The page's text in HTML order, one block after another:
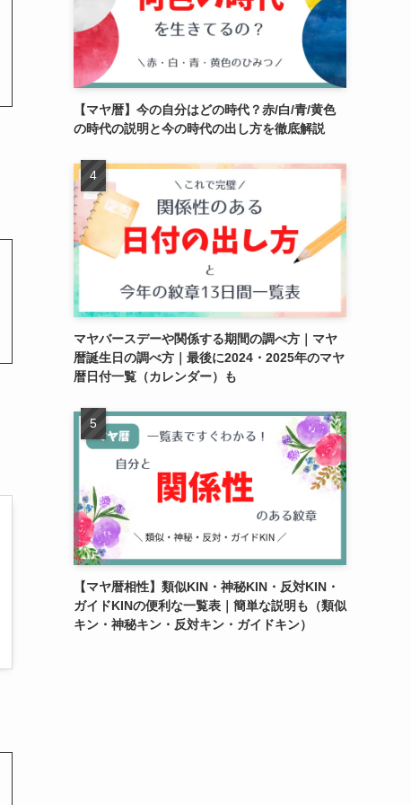
【マヤ暦】今の自分はどの時代？赤/白/青/黄色
の時代の説明と今の時代の出し方を徹底解説
マヤバースデーや関係する期間の調べ方｜マヤ
暦誕生日の調べ方｜最後に2024・2025年のマヤ
暦日付一覧（カレンダー）も
【マヤ暦相性】類似KIN・神秘KIN・反対KIN・
ガイドKINの便利な一覧表｜簡単な説明も（類似
キン・神秘キン・反対キン・ガイドキン）